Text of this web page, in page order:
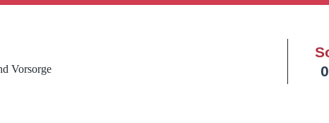
Vorsorge